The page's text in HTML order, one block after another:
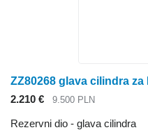
2.210 € 9.500 PLN
Rezervni dio - glava cilindra